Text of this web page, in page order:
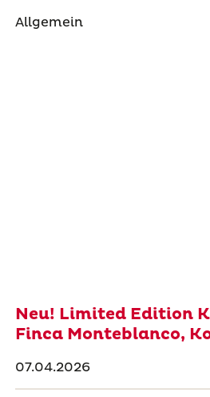
Allgemein
Neu! Limited Edition
Finca Monteblanco,
07.04.2026